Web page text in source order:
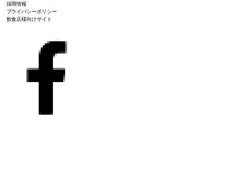
採用情報
プライバシーポリシー
飲食店様向けサイト